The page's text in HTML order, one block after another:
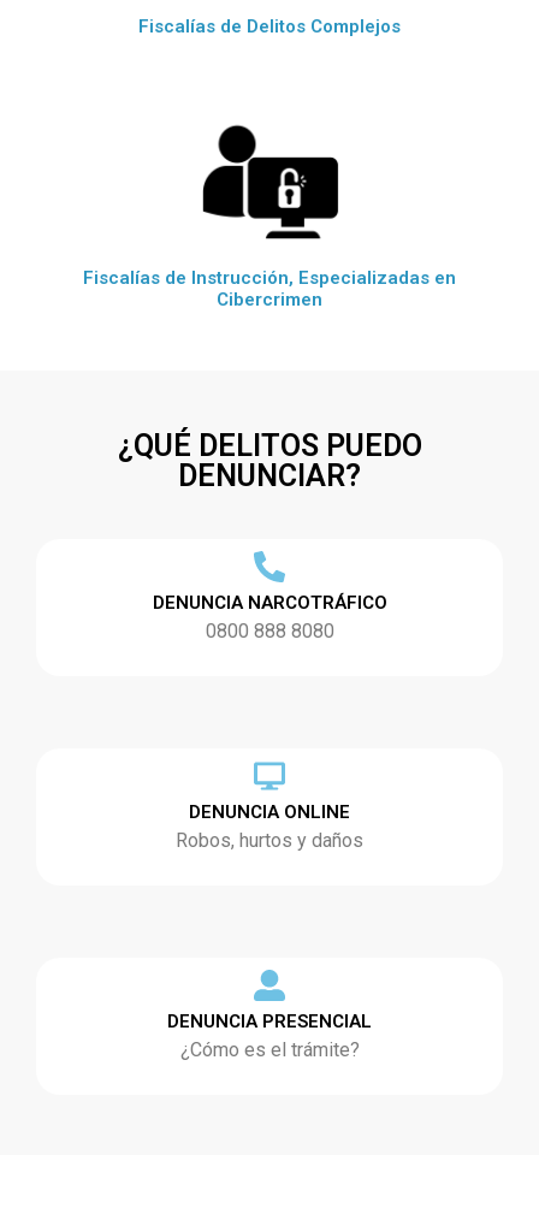
Fiscalías de Delitos Complejos
Fiscalías de Instrucción, Especializadas en
Cibercrimen
¿QUÉ DELITOS PUEDO
DENUNCIAR?
DENUNCIA NARCOTRÁFICO
0800 888 8080
DENUNCIA ONLINE
Robos, hurtos y daños
DENUNCIA PRESENCIAL
¿Cómo es el trámite?